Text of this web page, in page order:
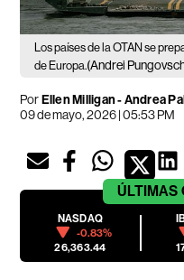
Los países de la OTAN se
de Europa.(Andrei
PorEllen Milligan - Andrea
09 de mayo, 2026 | 05:53 PM
ÚLTIMAS
NASDAQ
-0.83%
26,363.44